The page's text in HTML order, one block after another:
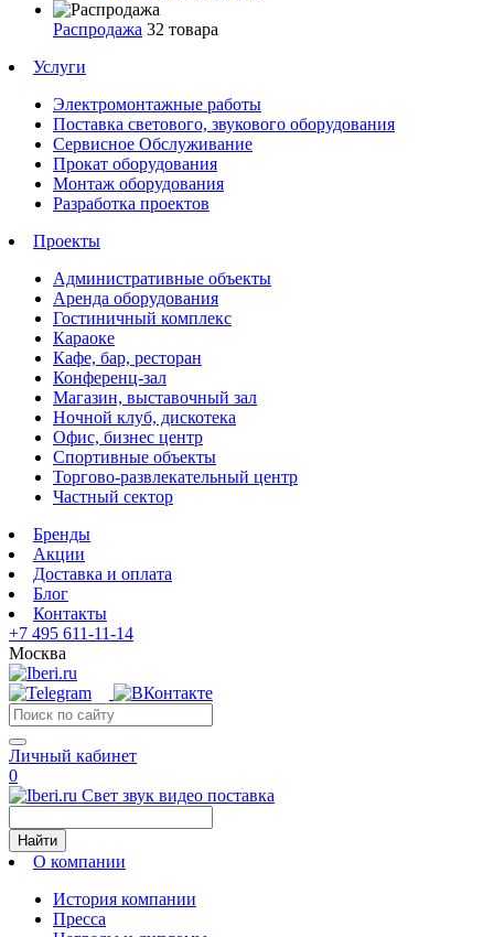
Распродажа 32 товара
Услуги
Электромонтажные работы
Поставка светового, звукового оборудования
Сервисное Обслуживание
Прокат оборудования
Монтаж оборудования
Разработка проектов
Проекты
Административные объекты
Аренда оборудования
Гостиничный комплекс
Караоке
Кафе, бар, ресторан
Конференц-зал
Магазин, выставочный зал
Ночной клуб, дискотека
Офис, бизнес центр
Спортивные объекты
Торгово-развлекательный центр
Частный сектор
Бренды
Акции
Доставка и оплата
Блог
Контакты
+7 495 611-11-14
Москва
Личный кабинет
0
Свет звук видео поставка
Найти
О компании
История компании
Пресса